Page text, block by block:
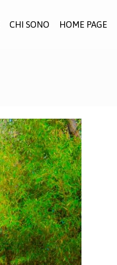
CHI SONO HOME PAGE